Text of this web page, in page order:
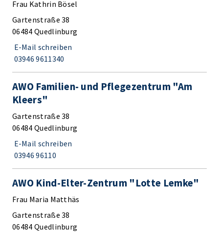
Frau Kathrin Bösel
Gartenstraße 38
06484 Quedlinburg
E-Mail schreiben
03946 9611340
AWO Familien- und Pflegezentrum "Am
Kleers"
Gartenstraße 38
06484 Quedlinburg
E-Mail schreiben
03946 96110
AWO Kind-Elter-Zentrum "Lotte Lemke"
Frau Maria Matthäs
Gartenstraße 38
06484 Quedlinburg